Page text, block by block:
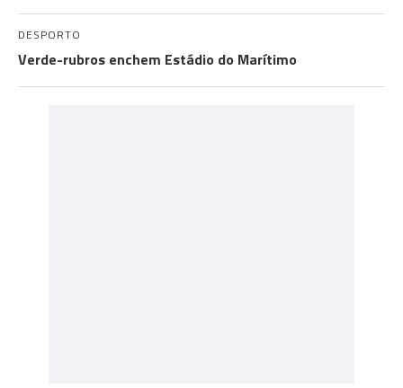
DESPORTO
Verde-rubros enchem Estádio do Marítimo